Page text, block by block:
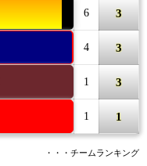
6 3
4 3
1 3
1 1
・・・チームランキング